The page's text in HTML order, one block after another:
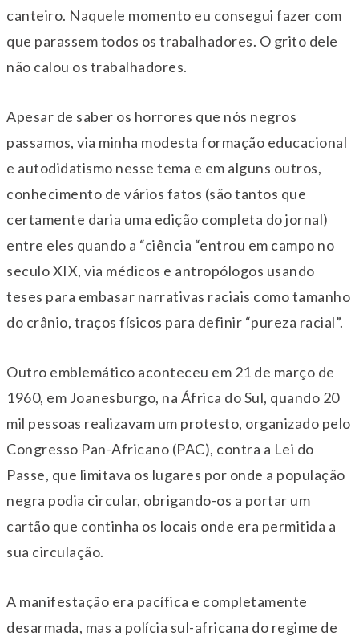
canteiro. Naquele momento eu consegui fazer com
que parassem todos os trabalhadores. O grito dele
não calou os trabalhadores.
Apesar de saber os horrores que nós negros
passamos, via minha modesta formação educacional
e autodidatismo nesse tema e em alguns outros,
conhecimento de vários fatos (são tantos que
certamente daria uma edição completa do jornal)
entre eles quando a “ciência “entrou em campo no
seculo XIX, via médicos e antropólogos usando
teses para embasar narrativas raciais como tamanho
do crânio, traços físicos para definir “pureza racial”.
Outro emblemático aconteceu em 21 de março de
1960, em Joanesburgo, na África do Sul, quando 20
mil pessoas realizavam um protesto, organizado pelo
Congresso Pan-Africano (PAC), contra a Lei do
Passe, que limitava os lugares por onde a população
negra podia circular, obrigando-os a portar um
cartão que continha os locais onde era permitida a
sua circulação.
A manifestação era pacífica e completamente
desarmada, mas a polícia sul-africana do regime de